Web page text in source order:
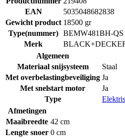
EAN
5035048682838
Gewicht product 18500 gr
Type(nummer) BEMW481BH-QS
Merk
Algemeen
Materiaal snijsysteem
Staal
Met overbelastingbeveiliging Ja
Met snelstart motor
Ja
Type
Afmetingen
Maaibreedte 42 cm
Lengte snoer 0 cm